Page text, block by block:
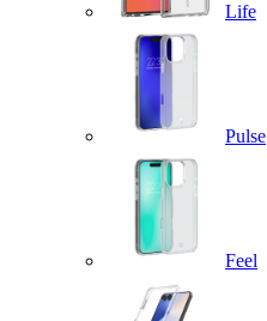
Life
Pulse
Feel